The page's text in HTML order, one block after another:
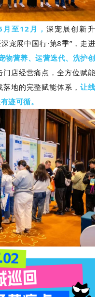
月至12月，深宠展创新升
宠展中国行·第8季”，走进
物营养、运营迭代、洗护创
门店经营痛点，全方位赋能
地的完整赋能体系， 让线
迹可循。